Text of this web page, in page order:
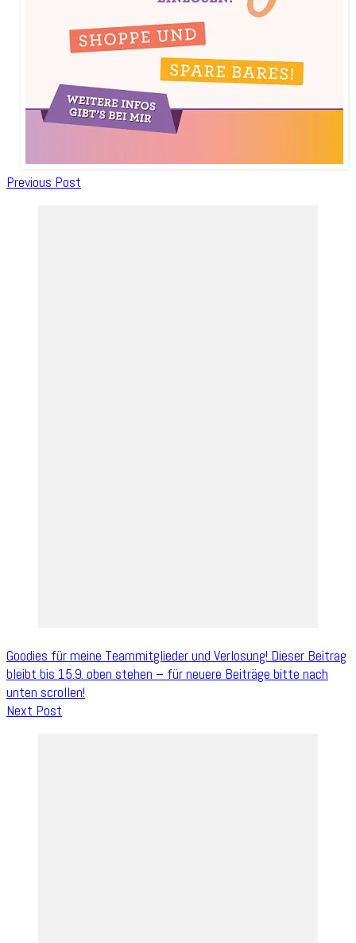
Post
Previous Post
Goodies für meine Teammitglieder und Verlosung! Dieser Beitrag
bleibt bis 15.9. oben stehen – für neuere Beiträge bitte nach
unten scrollen!
Next Post